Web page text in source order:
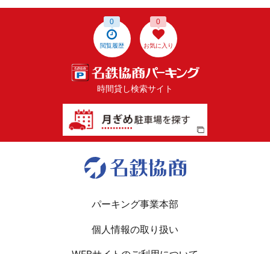
閲覧履歴
0
お気に入り
0
時間貸し検索サイト
パーキング事業本部
個人情報の取り扱い